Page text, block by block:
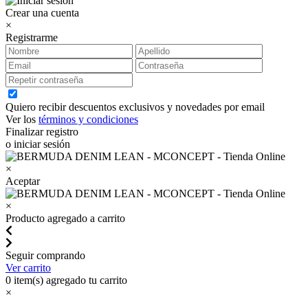
Crear una cuenta
×
Registrarme
Quiero recibir descuentos exclusivos y novedades por email
Ver los términos y condiciones
Finalizar registro
o iniciar sesión
×
Aceptar
×
Producto agregado a carrito
Seguir comprando
Ver carrito
0 item(s) agregado tu carrito
×